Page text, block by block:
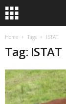
Home Tags ISTAT
Tag: ISTAT